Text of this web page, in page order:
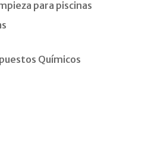
para piscinas
Químicos